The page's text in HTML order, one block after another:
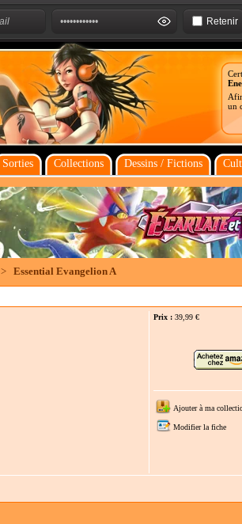
Retenir
un
Sorties Collections Dessins / Fictions
> Essential Evangelion A
Prix : 39,99 €
Ajouter à ma
Modifier la fiche